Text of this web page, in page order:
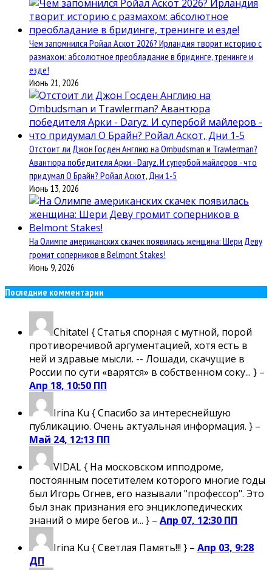
Чем запомнился Ройал Аскот 2026? Ирландия творит историю с
размахом: абсолютное преобладание в бридинге, тренинге и
езде!
Июнь 21, 2026
Отстоит ли Джон Госден Англию на Ombudsman и Trawlerman?
Авантюра победителя Арки - Daryz. И супербой майлеров - что
придумал О Брайн? Ройал Аскот, Дни 1-5
Июнь 13, 2026
На Олимпе американских скачек появилась женщина: Шери Деву
громит соперников в Belmont Stakes!
Июнь 9, 2026
Последние комментарии
Chitatel { Статья спорная с мутной, порой
противоречивой аргументацией, хотя есть в
ней и здравые мысли. -- Лошади, скачущие в
России по сути «варятся» в собственном соку... } –
Апр 18, 10:50 ПП
Irina Ku { Спасибо за интереснейшую
публикацию. Очень актуальная информация. } –
Май 24, 12:13 ПП
VIDAL{ На московском ипподроме,
постоянным посетителем которого многие годы
был Игорь Огнев, его называли "профессор". Это
был знак признания его энциклопедических
знаний о мире бегов и... } – Апр 07, 12:30 ПП
Irina Ku { Светлая Память!!! } – Апр 03, 9:28
ДП